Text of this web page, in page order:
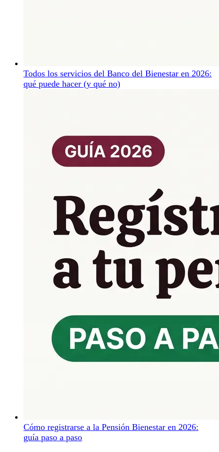
Todos los servicios del Banco del Bienestar en 2026:
qué puede hacer (y qué no)
Cómo registrarse a la Pensión Bienestar en 2026:
guía paso a paso